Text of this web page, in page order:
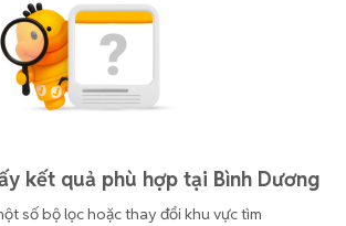
kết quả phù hợp tại Bình Dương
số bộ lọc hoặc thay đổi khu vực tìm